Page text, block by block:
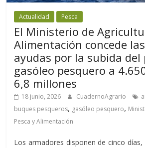
Actualidad Pesca
El Ministerio de
Alimentación concede
ayudas por la subida del
gasóleo pesquero a
6,8 millones
18 junio, 2026 CuadernoAgrario
buques pesqueros, gasóleo pesquero,
Pesca y Alimentación
Los armadores disponen de cinco